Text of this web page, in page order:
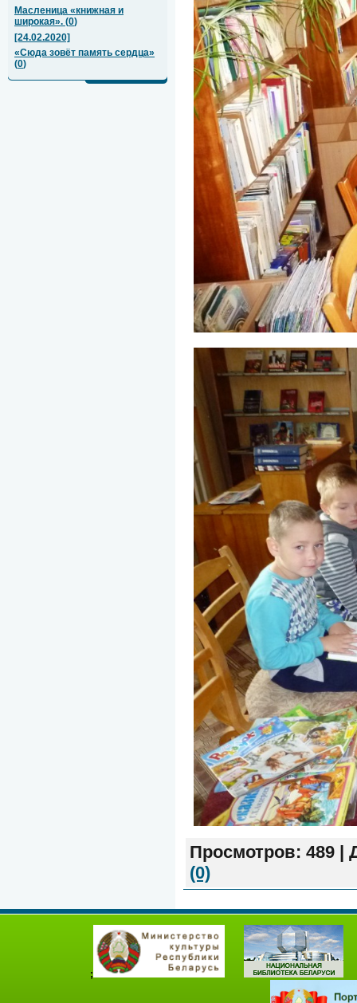
Масленица «книжная и
широкая». (0)
[24.02.2020]
«Сюда зовёт память сердца»
(0)
Просмотров: 489 |
(0)
;